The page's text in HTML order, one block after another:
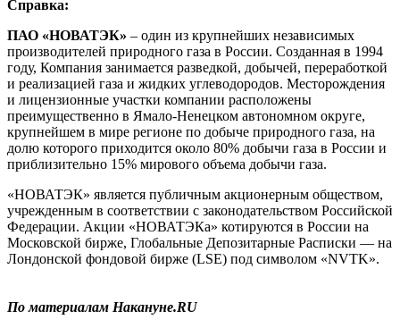
Справка:
ПАО «НОВАТЭК» – один из крупнейших независимых
производителей природного газа в России. Созданная в 1994
году, Компания занимается разведкой, добычей, переработкой
и реализацией газа и жидких углеводородов. Месторождения
и лицензионные участки компании расположены
преимущественно в Ямало-Ненецком автономном округе,
крупнейшем в мире регионе по добыче природного газа, на
долю которого приходится около 80% добычи газа в России и
приблизительно 15% мирового объема добычи газа.
«НОВАТЭК» является публичным акционерным обществом,
учрежденным в соответствии с законодательством Российской
Федерации. Акции «НОВАТЭКа» котируются в России на
Московской бирже, Глобальные Депозитарные Расписки — на
Лондонской фондовой бирже (LSE) под символом «NVTK».
По материалам Накануне.RU